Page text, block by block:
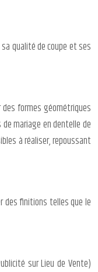
qualité de coupe et ses
formes géométriques
mariage en dentelle de
à réaliser, repoussant
des finitions telles que le
sur Lieu de Vente)